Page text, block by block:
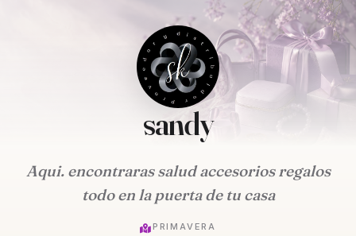
sandy
Aqui. encontraras salud accesorios regalos
todo en la puerta de tu casa
PRIMAVERA